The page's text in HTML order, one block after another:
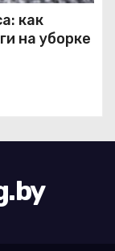
как
на уборке